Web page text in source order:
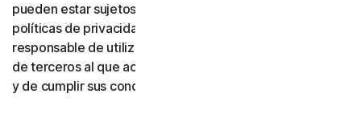
pueden estar sujetos a condiciones de servicio y
políticas de privacidad de terceros. Usted es
responsable de utilizar correctamente cualquier recurso
de terceros al que acceda a través de nuestros servicios
y de cumplir sus condiciones de servicio.